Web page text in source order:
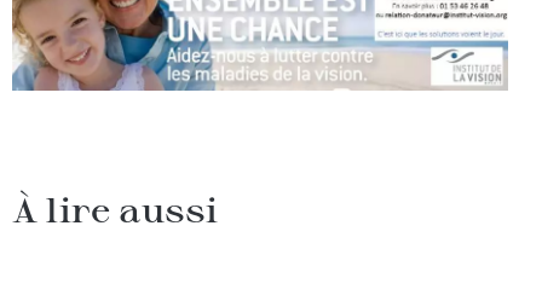
À lire aussi